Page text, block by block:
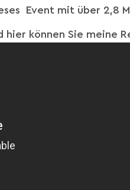
Event mit über 2,8
können Sie meine